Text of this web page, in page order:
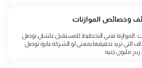
وخصائص الموازنات
: الموازنة تعني التخطيط للمستقبل علشان توصل
التي تريد تحقيقها بمعنى لو الشركه عايزه توصل
مليون جنيه